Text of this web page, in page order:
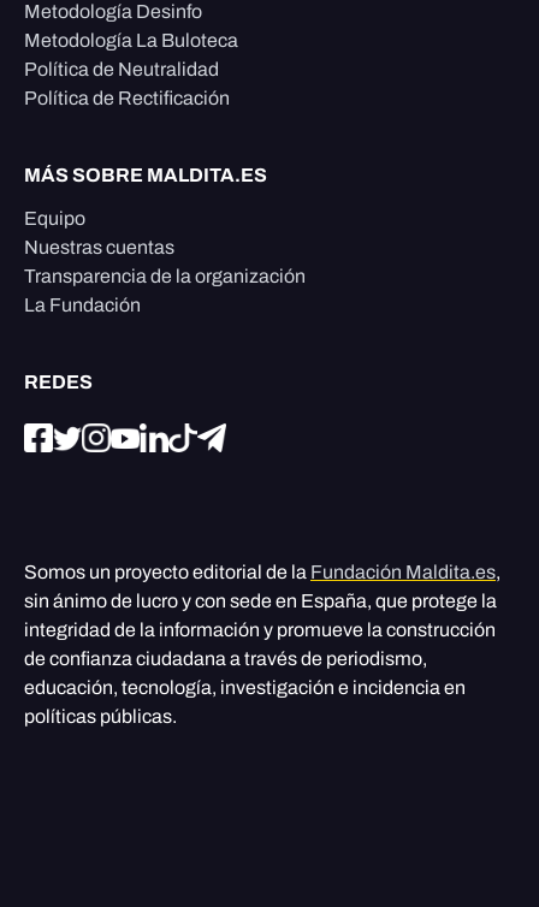
Metodología Desinfo
Metodología La Buloteca
Política de Neutralidad
Política de Rectificación
MÁS SOBRE MALDITA.ES
Equipo
Nuestras cuentas
Transparencia de la organización
La Fundación
REDES
Somos un proyecto editorial de la Fundación Maldita.es,
sin ánimo de lucro y con sede en España, que protege la
integridad de la información y promueve la construcción
de confianza ciudadana a través de periodismo,
educación, tecnología, investigación e incidencia en
políticas públicas.